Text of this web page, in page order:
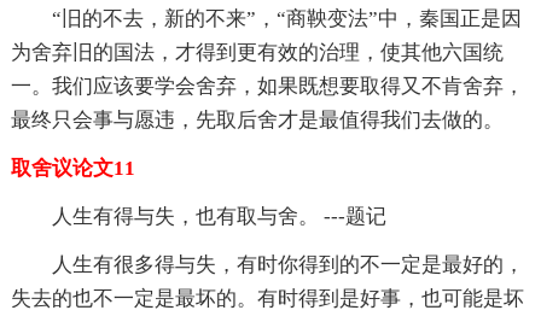
“旧的不去，新的不来”，“商鞅变法”中，秦国正是因
为舍弃旧的国法，才得到更有效的治理，使其他六国统
一。我们应该要学会舍弃，如果既想要取得又不肯舍弃，
最终只会事与愿违，先取后舍才是最值得我们去做的。
取舍议论文11
人生有得与失，也有取与舍。 ---题记
人生有很多得与失，有时你得到的不一定是最好的，
失去的也不一定是最坏的。有时得到是好事，也可能是坏